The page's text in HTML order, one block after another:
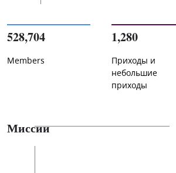
528,704
Members
1,280
Приходы и
небольшие
приходы
Миссии